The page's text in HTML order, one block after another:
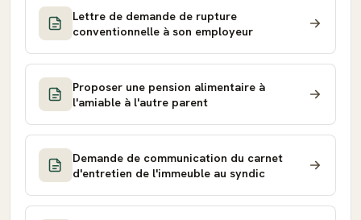
Lettre de demande de rupture
conventionnelle à son employeur
Proposer une pension alimentaire à
l'amiable à l'autre parent
Demande de communication du carnet
d'entretien de l'immeuble au syndic